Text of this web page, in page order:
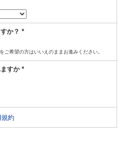
か？ *
希望の方はいいえのままお進みください。
すか *
約